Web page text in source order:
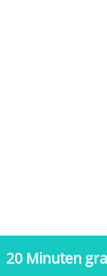
20 Minuten